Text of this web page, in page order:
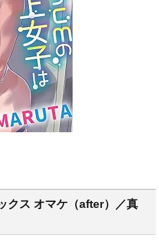
クス オマケ（after）／真